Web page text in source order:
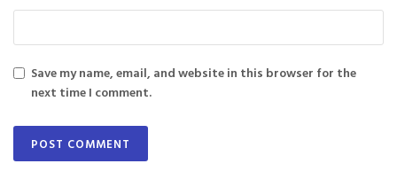
Save my name, email, and website in this browser for the
next time I comment.